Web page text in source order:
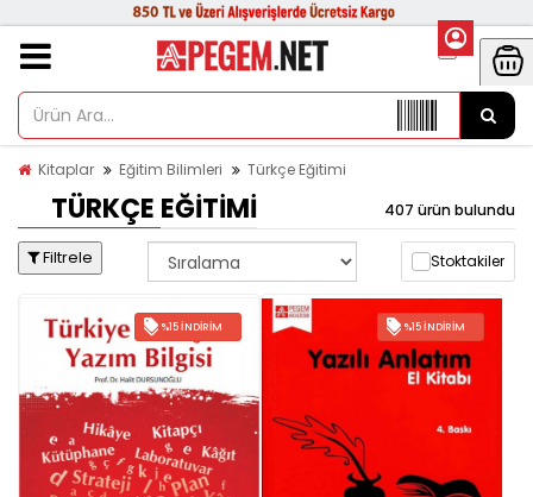
Kitaplar Eğitim Bilimleri Türkçe Eğitimi
TÜRKÇE EĞITIMI 407 ürün bulundu
Filtrele Stoktakiler
%15 İNDIRIM %15 İNDIRIM